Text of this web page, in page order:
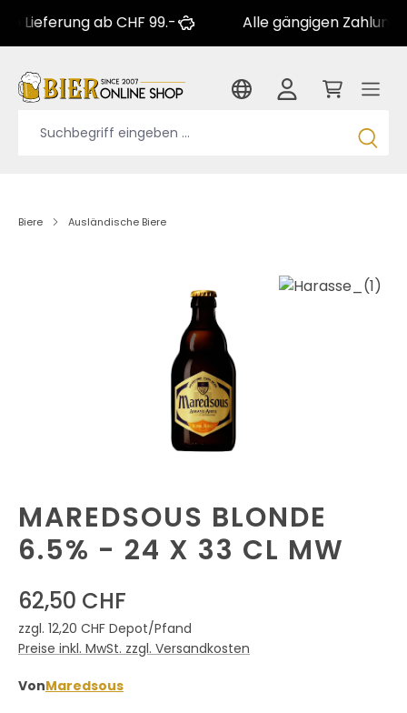
ab CHF 99.- Alle gängigen Zahlungsarten
Biere Ausländische Biere
MAREDSOUS BLONDE
6.5% - 24 X 33 CL MW
62,50 CHF
zzgl. 12,20 CHF Depot/Pfand
Preise inkl. MwSt. zzgl. Versandkosten
VonMaredsous